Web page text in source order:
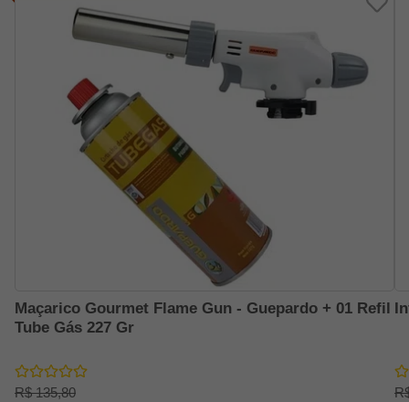
Maçarico Gourmet Flame Gun - Guepardo + 01 Refil
Tube Gás 227 Gr
R$ 135,80